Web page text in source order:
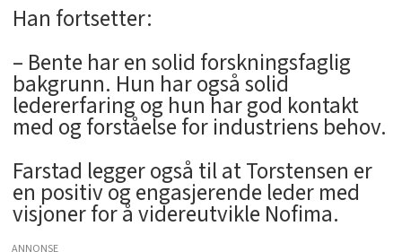
Han fortsetter:
– Bente har en solid forskningsfaglig
bakgrunn. Hun har også solid
ledererfaring og hun har god kontakt
med og forståelse for industriens behov.
Farstad legger også til at Torstensen er
en positiv og engasjerende leder med
visjoner for å videreutvikle Nofima.